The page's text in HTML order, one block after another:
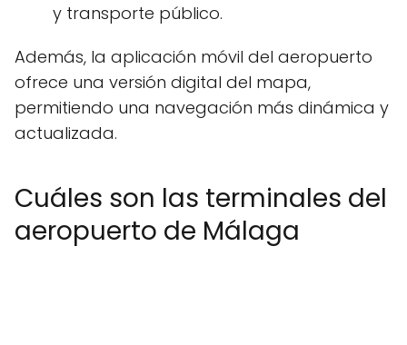
y transporte público.
Además, la aplicación móvil del aeropuerto
ofrece una versión digital del mapa,
permitiendo una navegación más dinámica y
actualizada.
Cuáles son las terminales del
aeropuerto de Málaga